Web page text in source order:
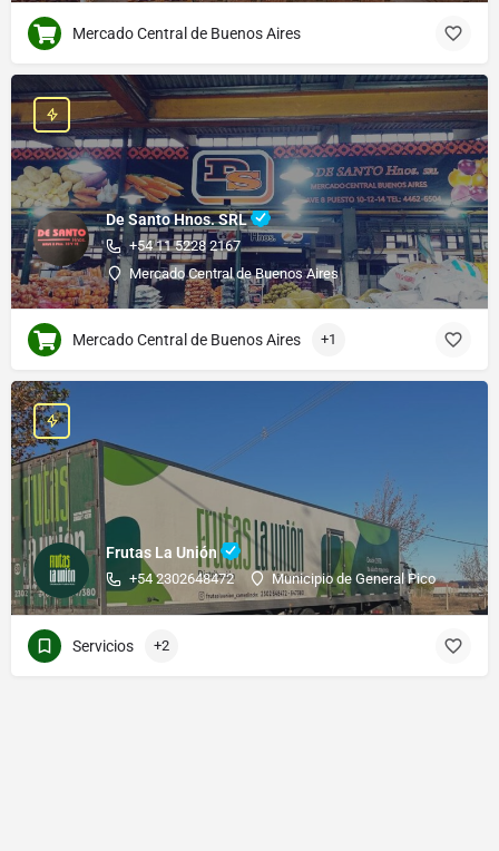
Mercado Central de Buenos Aires
De Santo Hnos. SRL
+54 11 5228 2167
Mercado Central de Buenos Aires
Mercado Central de Buenos Aires +1
Frutas La Unión
+54 2302648472 Municipio de General Pico
Servicios +2